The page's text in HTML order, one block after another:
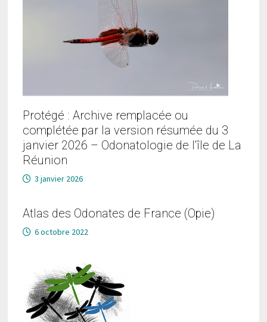
Protégé : Archive remplacée ou
complétée par la version résumée du 3
janvier 2026 – Odonatologie de l’île de La
Réunion
3 janvier 2026
Atlas des Odonates de France (Opie)
6 octobre 2022